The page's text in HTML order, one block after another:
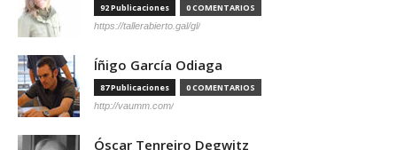
92 Publicaciones 0 COMENTARIOS
https://tallerabierto.gal/gl/
Íñigo García Odiaga
87 Publicaciones 0 COMENTARIOS
http://vaumm.com/
Óscar Tenreiro Degwitz